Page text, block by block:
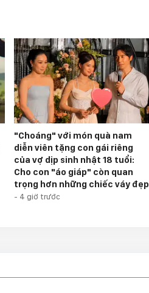
"Choáng" với món quà nam
diễn viên tặng con gái riêng
của vợ dịp sinh nhật 18 tuổi:
Cho con "áo giáp" còn quan
trọng hơn những chiếc váy đẹp
- 4 giờ trước